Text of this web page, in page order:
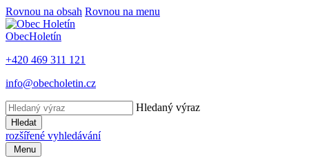
Rovnou na obsah Rovnou na menu
ObecHoletín
+420 469 311 121
info@obecholetin.cz
Hledaný výraz
Hledat
rozšířené vyhledávání
Menu